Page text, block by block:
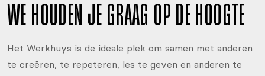
WE HOUDEN JE GRAAG OP DE HOOGTE
Het Werkhuys is de ideale plek om samen met anderen
te creëren, te repeteren, les te geven en anderen te